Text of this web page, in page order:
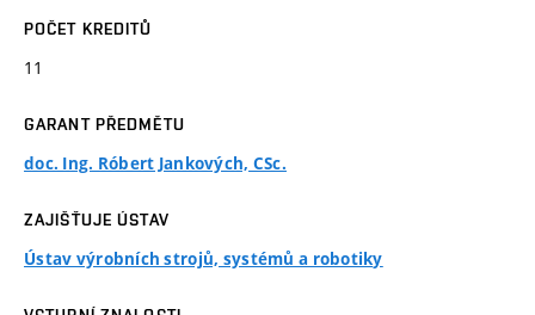
POČET KREDITŮ
11
GARANT PŘEDMĚTU
doc. Ing. Róbert Jankových, CSc.
ZAJIŠŤUJE ÚSTAV
Ústav výrobních strojů, systémů a robotiky